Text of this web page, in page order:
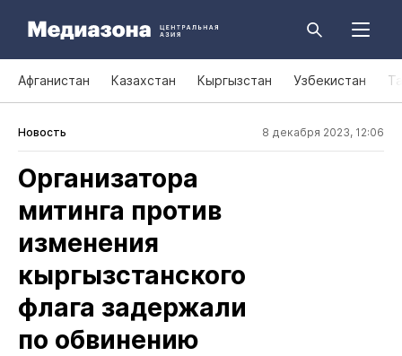
Афганистан Казахстан Кыргызстан Узбекистан
Новость 8 декабря 2023, 12:06
Организатора
митинга против
изменения
кыргызстанского
флага задержали
по обвинению